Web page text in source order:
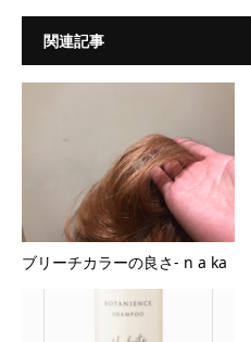
関連記事
ブリーチカラーの良さ- n a ka